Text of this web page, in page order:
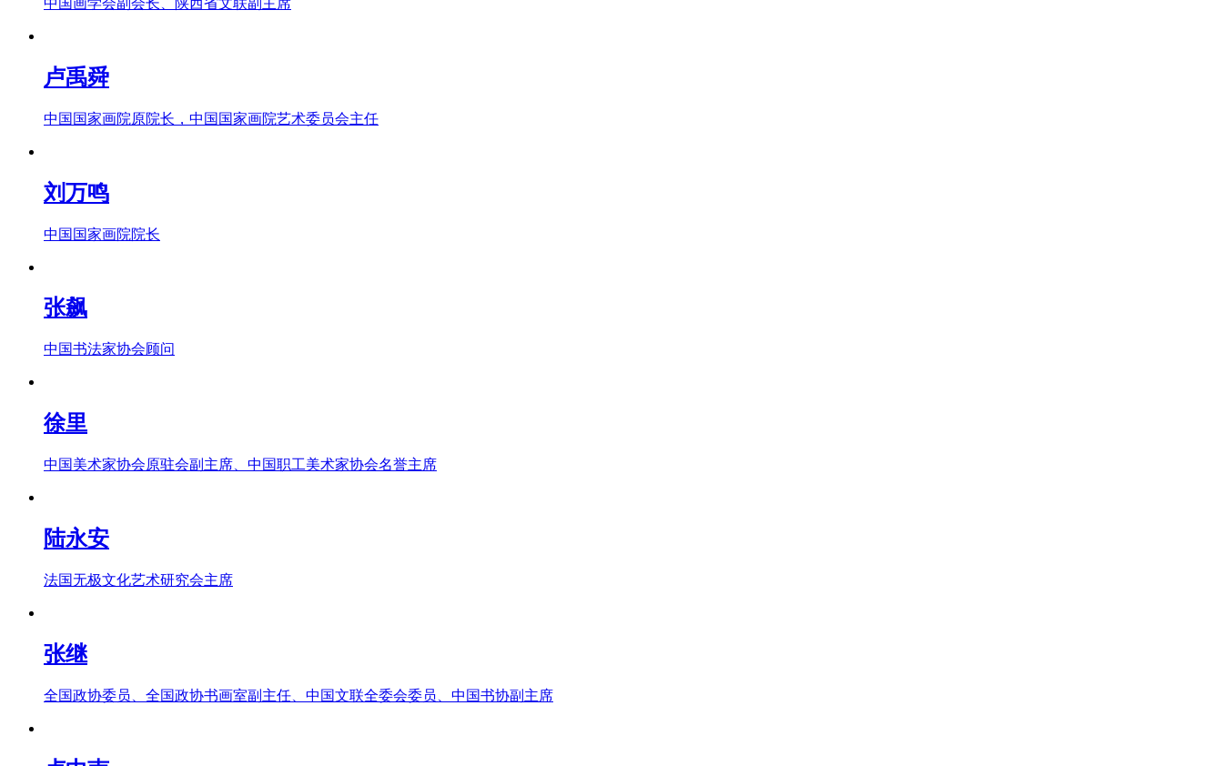
卢禹舜
中国国家画院原院长，中国国家画院艺术委员会主任
刘万鸣
中国国家画院院长
张飙
中国书法家协会顾问
徐里
中国美术家协会原驻会副主席、中国职工美术家协会名誉主席
陆永安
法国无极文化艺术研究会主席
张继
全国政协委员、全国政协书画室副主任、中国文联全委会委员、中国书协副主席